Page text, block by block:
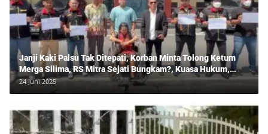
Janji Kaki Palsu Tak Ditepati, Korban Minta Tolong Ketum
Merga Silima, RS Mitra Sejati Bungkam?, Kuasa Hukum,
Hans Silalahi Dampingi Julita Cari Keadilan
24 Juni 2025